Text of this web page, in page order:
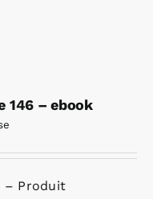
146 – ebook
– Produit